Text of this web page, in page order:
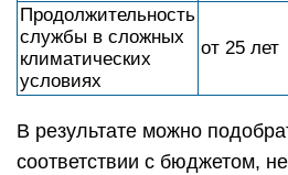
Продолжительность
службы в сложных
климатических
условиях
от 25 лет
В результате можно
соответствии с бюджетом,